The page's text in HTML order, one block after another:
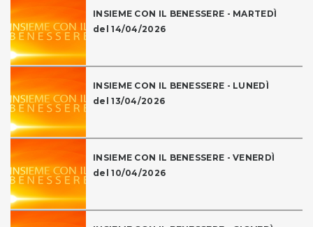
INSIEME CON IL BENESSERE - MARTEDÌ
del 14/04/2026
INSIEME CON IL BENESSERE - LUNEDÌ
del 13/04/2026
INSIEME CON IL BENESSERE - VENERDÌ
del 10/04/2026